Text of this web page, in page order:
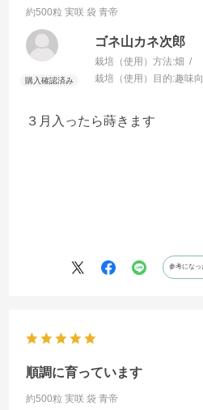
約500粒 実咲 袋 青帝
ゴネ山カネ次郎
栽培（使用）方法:畑
栽培（使用）目的:趣味
３月入ったら蒔きます
参考になっ
順調に育っています
約500粒 実咲 袋 青帝